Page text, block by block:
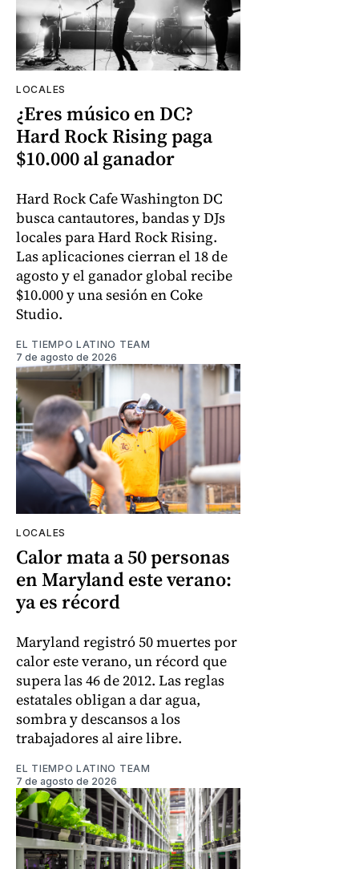
LOCALES
¿Eres músico en DC?
Hard Rock Rising paga
$10.000 al ganador
Hard Rock Cafe Washington DC
busca cantautores, bandas y DJs
locales para Hard Rock Rising.
Las aplicaciones cierran el 18 de
agosto y el ganador global recibe
$10.000 y una sesión en Coke
Studio.
EL TIEMPO LATINO TEAM
7 de agosto de 2026
LOCALES
Calor mata a 50 personas
en Maryland este verano:
ya es récord
Maryland registró 50 muertes por
calor este verano, un récord que
supera las 46 de 2012. Las reglas
estatales obligan a dar agua,
sombra y descansos a los
trabajadores al aire libre.
EL TIEMPO LATINO TEAM
7 de agosto de 2026